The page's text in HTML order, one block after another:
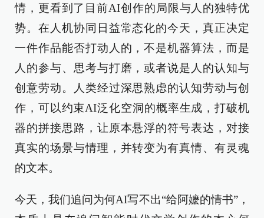
情，更看到了目前AI创作的局限与人的独特优
势。在人机协同日益常态化的今天，真正决定
一件作品能否打动人的，不是机器算法，而是
人的参与、思考与打磨，或者说是人的认知与
创意劳动。人类经过深思熟虑的认知劳动与创
作，可以约束AI泛化空洞的概率生成，打破机
器的拼接思路，让原本悬浮的符号表达，对接
真实的场景与情理，并转变为有真情、有灵魂
的文本。
今天，我们追问为何AI写不出“给阿嬷的情书”，